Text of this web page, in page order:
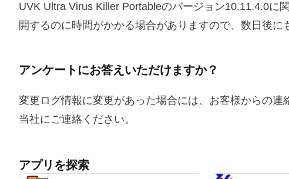
UVK Ultra Virus Killer Portableのバージョン10.11.4.0に
開するのに時間がかかる場合がありますので、数日後
アンケートにお答えいただけますか？
変更ログ情報に変更があった場合には、お客様からの連
当社にご連絡ください。
アプリを探索